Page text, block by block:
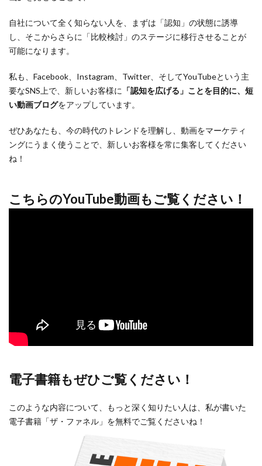
自社について全く知らない人を、まずは「認知」の状態に誘導
し、そこからさらに「比較検討」のステージに移行させることが
可能になります。
私も、Facebook、Instagram、Twitter、そしてYouTubeという主
要なSNS上で、新しいお客様に 「認知を広げる」ことを目的に、短
い動画ブログをアップしています。
ぜひあなたも、今の時代のトレンドを理解し、動画をマーケティ
ングにうまく使うことで、新しいお客様を常に集客してください
ね！
こちらのYouTube動画もご覧ください！
電子書籍もぜひご覧ください！
このような内容について、もっと深く知りたい人は、私が書いた
電子書籍「ザ・ファネル」を無料でご覧くださいね！